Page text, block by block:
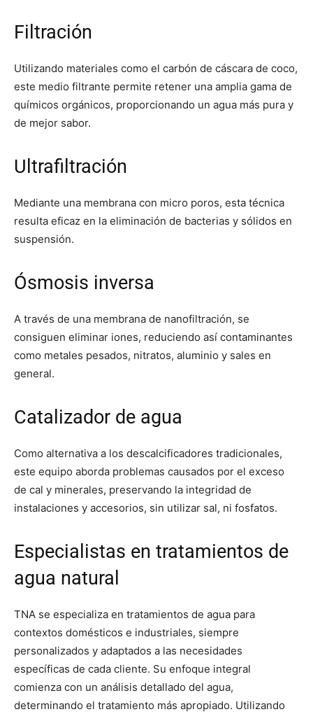
Filtración
Utilizando materiales como el carbón de cáscara de coco,
este medio filtrante permite retener una amplia gama de
químicos orgánicos, proporcionando un agua más pura y
de mejor sabor.
Ultrafiltración
Mediante una membrana con micro poros, esta técnica
resulta eficaz en la eliminación de bacterias y sólidos en
suspensión.
Ósmosis inversa
A través de una membrana de nanofiltración, se
consiguen eliminar iones, reduciendo así contaminantes
como metales pesados, nitratos, aluminio y sales en
general.
Catalizador de agua
Como alternativa a los descalcificadores tradicionales,
este equipo aborda problemas causados por el exceso
de cal y minerales, preservando la integridad de
instalaciones y accesorios, sin utilizar sal, ni fosfatos.
Especialistas en tratamientos de
agua natural
TNA se especializa en tratamientos de agua para
contextos domésticos e industriales, siempre
personalizados y adaptados a las necesidades
específicas de cada cliente. Su enfoque integral
comienza con un análisis detallado del agua,
determinando el tratamiento más apropiado. Utilizando